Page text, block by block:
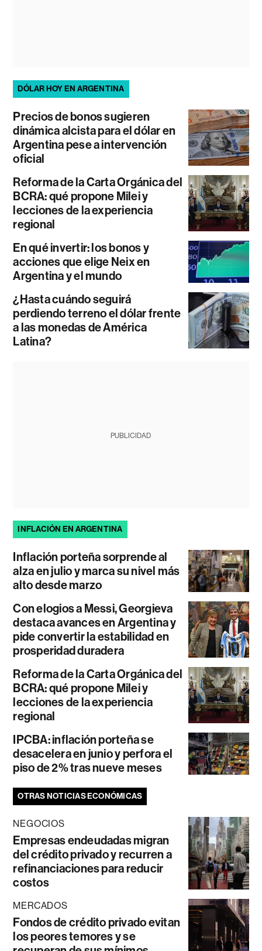
DÓLAR HOY EN ARGENTINA
Precios de bonos sugieren
dinámica alcista para el dólar en
Argentina pese a intervención
oficial
Reforma de la Carta Orgánica del
BCRA: qué propone Milei y
lecciones de la experiencia
regional
En qué invertir: los bonos y
acciones que elige Neix en
Argentina y el mundo
¿Hasta cuándo seguirá
perdiendo terreno el dólar frente
a las monedas de América
Latina?
PUBLICIDAD
INFLACIÓN EN ARGENTINA
Inflación porteña sorprende al
alza en julio y marca su nivel más
alto desde marzo
Con elogios a Messi, Georgieva
destaca avances en Argentina y
pide convertir la estabilidad en
prosperidad duradera
Reforma de la Carta Orgánica del
BCRA: qué propone Milei y
lecciones de la experiencia
regional
IPCBA: inflación porteña se
desacelera en junio y perfora el
piso de 2% tras nueve meses
OTRAS NOTICIAS ECONÓMICAS
NEGOCIOS
Empresas endeudadas migran
del crédito privado y recurren a
refinanciaciones para reducir
costos
MERCADOS
Fondos de crédito privado evitan
los peores temores y se